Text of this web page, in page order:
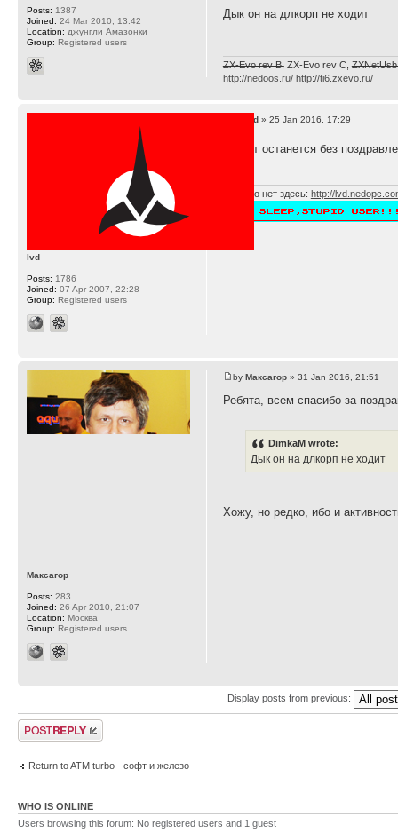
Дык он на длкорп не ходит
ZX-Evo rev B,ZX-Evo rev C,
http://nedoos.ru/ http://ti6.zxevo.ru/
Posts: 1387
Joined: 24 Mar 2010, 13:42
Location: джунгли Амазонки
Group: Registered users
lvd» 25 Jan 2016, 17:29
значит останется без
Многого нет здесь: http://
lvd
Posts: 1786
Joined: 07 Apr 2007, 22:28
Group: Registered users
by Максагор» 31 Jan 2016, 21:51
Ребята, всем спасибо за
DimkaM wrote:
Дык он на длкорп не ходит
Хожу, но редко, ибо и
Максагор
Posts: 283
Joined: 26 Apr 2010, 21:07
Location: Москва
Group: Registered users
Display posts from previous:
Post a reply
Return to ATM turbo - софт и железо
WHO IS ONLINE
Users browsing this forum: No registered users and 1 guest